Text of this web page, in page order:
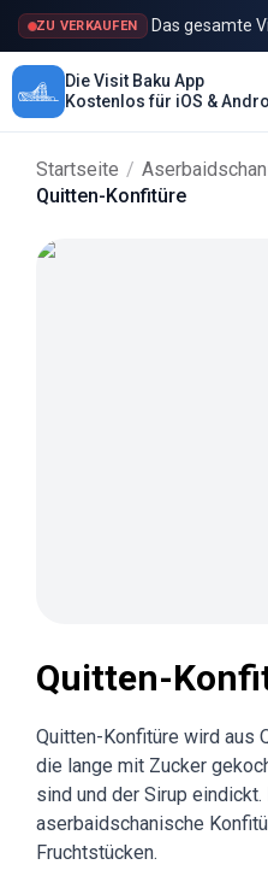
ZU VERKAUFEN Das gesamte
Die Visit Baku App
Kostenlos für iOS &
Startseite /
Quitten-Konfitüre
Quitten-
Quitten-Konfitüre wird aus
die lange mit Zucker
sind und der Sirup
aserbaidschanische
Fruchtstücken.